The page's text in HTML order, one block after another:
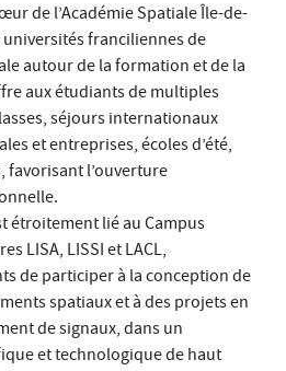
de l’Académie Spatiale Île-de-
franciliennes de
autour de la formation et de la
aux étudiants de multiples
séjours internationaux
et entreprises, écoles d’été,
l’ouverture
étroitement lié au Campus
LISA, LISSI et LACL,
de participer à la conception de
spatiaux et à des projets en
de signaux, dans un
et technologique de haut